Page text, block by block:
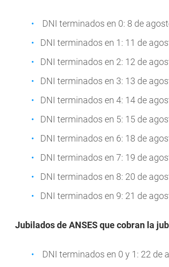
DNI terminados en 0: 8 de
DNI terminados en 1: 11 de
DNI terminados en 2: 12 de
DNI terminados en 3: 13 de
DNI terminados en 4: 14 de
DNI terminados en 5: 15 de
DNI terminados en 6: 18 de
DNI terminados en 7: 19 de
DNI terminados en 8: 20 de
DNI terminados en 9: 21 de
Jubilados de ANSES que cobran la
DNI terminados en 0 y 1: 22 de